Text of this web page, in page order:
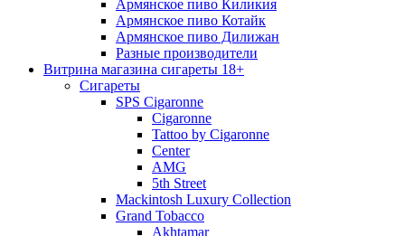
Армянское пиво Киликия
Армянское пиво Котайк
Армянское пиво Дилижан
Разные производители
Витрина магазина сигареты 18+
Cигареты
SPS Cigaronne
Сigaronne
Tattoo by Cigaronne
Center
AMG
5th Street
Mackintosh Luxury Collection
Grand Tobacco
Akhtamar